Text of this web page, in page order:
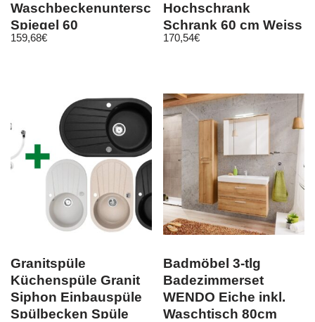
Waschbeckenunterschrank
Spiegel 60
Badezimmer Skin
159,68€
Hochschrank
Schrank 60 cm Weiss
Hochglanz
170,54€
Granitspüle
Küchenspüle Granit
Siphon Einbauspüle
Spülbecken Spüle
Badmöbel 3-tlg
Badezimmerset
WENDO Eiche inkl.
Waschtisch 80cm